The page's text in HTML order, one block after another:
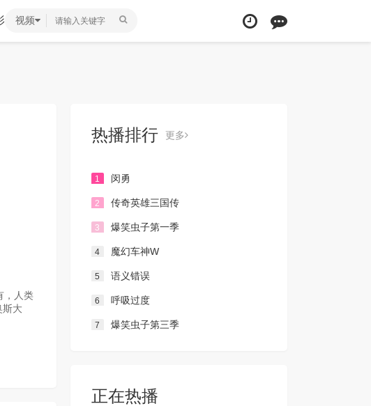
视频
，人类
斯大
热播排行 更多
1 闵勇
2 传奇英雄三国传
3 爆笑虫子第一季
4 魔幻车神W
5 语义错误
6 呼吸过度
7 爆笑虫子第三季
正在热播